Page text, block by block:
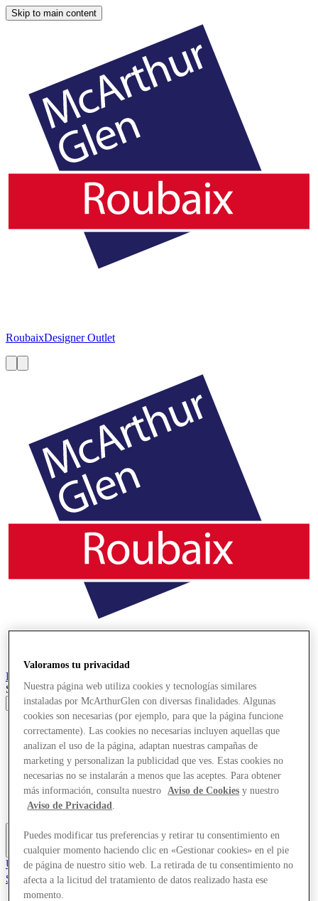
Skip to main content
RoubaixDesigner Outlet
Roubaix
Search input
Tiendas
Ofertas
¿Qué pasa?
Comer y beber
Tarjetas regalo
Servicios
Más
Únete al Club
Salvado
es
Valoramos tu privacidad
Nuestra página web utiliza cookies y tecnologías similares
instaladas por McArthurGlen con diversas finalidades. Algunas
cookies son necesarias (por ejemplo, para que la página funcione
correctamente). Las cookies no necesarias incluyen aquellas que
analizan el uso de la página, adaptan nuestras campañas de
marketing y personalizan la publicidad que ves. Estas cookies no
necesarias no se instalarán a menos que las aceptes. Para obtener
más información, consulta nuestro
Aviso de Cookies y nuestro
Aviso de Privacidad
Puedes modificar tus preferencias y retirar tu consentimiento en
cualquier momento haciendo clic en «Gestionar cookies» en el pie
de página de nuestro sitio web. La retirada de tu consentimiento no
afecta a la licitud del tratamiento de datos realizado hasta ese
momento.